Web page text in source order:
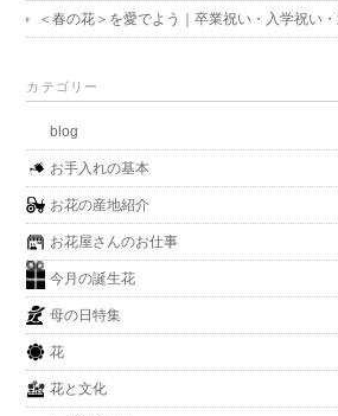
＜春の花＞を愛でよう｜卒業祝い・入学祝い
カテゴリー
blog
お手入れの基本
お花の産地紹介
お花屋さんのお仕事
今月の誕生花
母の日特集
花
花と文化